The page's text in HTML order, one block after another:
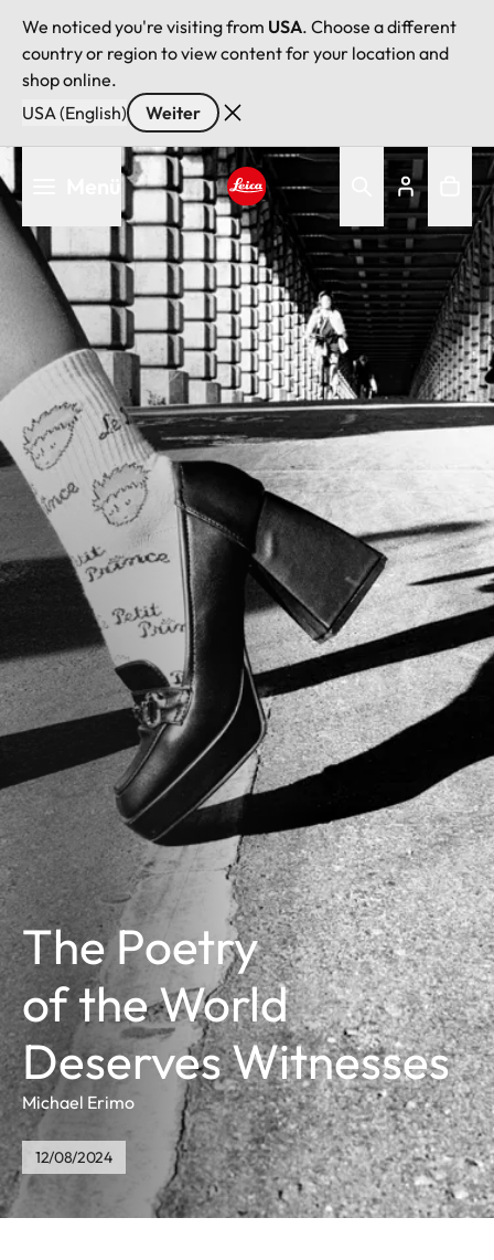
We noticed you're visiting from USA. Choose a different
country or region to view content for your location and
shop online.
USA (English)
Weiter
Direkt
zum
Inhalt
Leica logo - Home
The Poetry
of the World
Deserves Witnesses
Michael Erimo
12/08/2024